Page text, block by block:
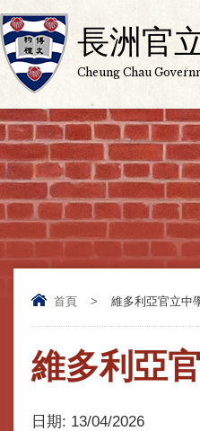
長洲官
Cheung Chau
首頁 > 維多利亞官立中
維多利亞
日期: 13/04/2026